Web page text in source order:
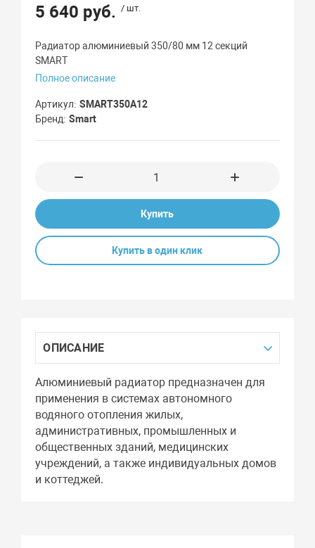
5 640 руб. / шт.
Радиатор алюминиевый 350/80 мм 12 секций
SMART
Полное описание
Артикул SMART350A12
Бренд Smart
Купить
Купить в один клик
ОПИСАНИЕ
Алюминиевый радиатор предназначен для
применения в системах автономного
водяного отопления жилых,
административных, промышленных и
общественных зданий, медицинских
учреждений, а также индивидуальных домов
и коттеджей.